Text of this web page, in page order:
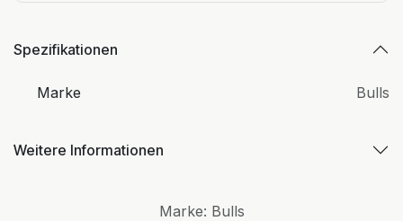
Spezifikationen
Marke Bulls
Weitere Informationen
Marke: Bulls